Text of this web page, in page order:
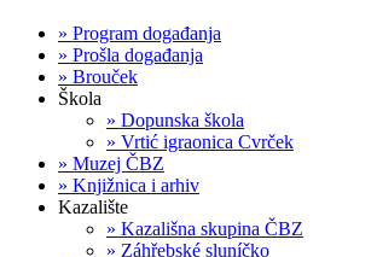
» Program događanja
» Prošla događanja
» Brouček
Škola
» Dopunska škola
» Vrtić igraonica Cvrček
» Muzej ČBZ
» Knjižnica i arhiv
Kazalište
» Kazališna skupina ČBZ
» Záhřebské sluníčko